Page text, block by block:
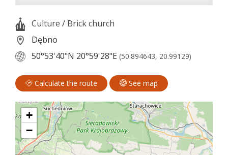
Culture / Brick church
Dębno
50°53'40"N 20°59'28"E (50.894643, 20.99129)
Calculate the route See map
+
−